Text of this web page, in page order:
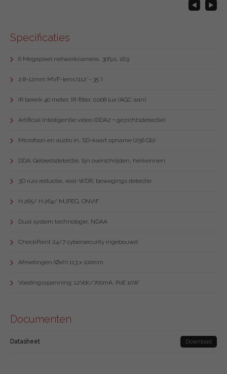
Specificaties
6 Megapixel netwerkcamera, 30fps, 16:9
2.8-12mm MVF-lens (112°- 35°)
IR bereik 40 meter, IR-filter, 0.008 lux (AGC aan)
Artificial Intelligentie video (DDA2 + gezichtsdetectie)
Microfoon en audio in, SD-kaart opname (256 Gb)
DDA: Gebiedsdetectie, lijn overschrijden, herkennen
3D ruis reductie, real-WDR, bewegings detectie
H.265/ H.264/ MJPEG, ONVIF
Dual system technologie, NDAA
CheckPoint 24/7 cybersecurity ingebouwd
Afmetingen (Øxh) 113 x 100mm
Voedingsspanning: 12Vdc/700mA, PoE 10W
Documenten
Datasheet Download